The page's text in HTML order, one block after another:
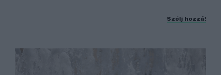
Szólj hozzá!